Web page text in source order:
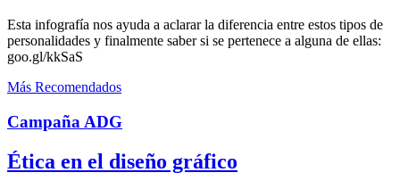
Esta infografía nos ayuda a aclarar la diferencia entre estos tipos de
personalidades y finalmente saber si se pertenece a alguna de ellas:
goo.gl/kkSaS
Más Recomendados
Campaña ADG
Ética en el diseño gráfico